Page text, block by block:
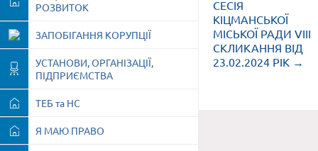
РОЗВИТОК
ЗАПОБІГАННЯ КОРУПЦІЇ
УСТАНОВИ, ОРГАНІЗАЦІЇ,
ПІДПРИЄМСТВА
ТЕБ та НС
Я МАЮ ПРАВО
СЕСІЯ
КІЦМАНСЬКОЇ
МІСЬКОЇ РАДИ VІII
СКЛИКАННЯ ВІД
23.02.2024 РІК →